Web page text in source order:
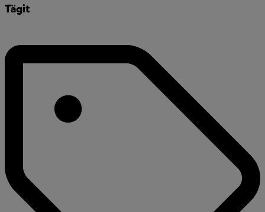
Tägit